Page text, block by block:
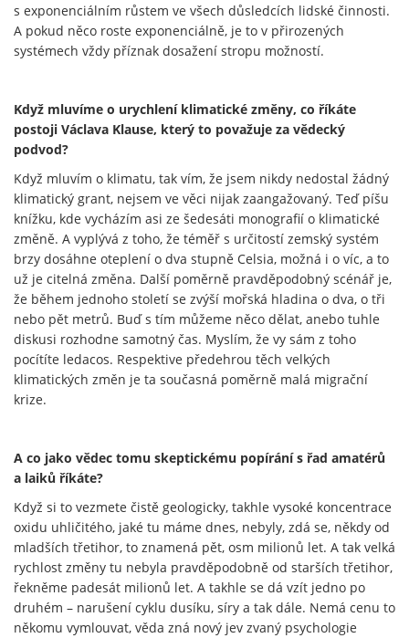
s exponenciálním růstem ve všech důsledcích lidské činnosti.
A pokud něco roste exponenciálně, je to v přirozených
systémech vždy příznak dosažení stropu možností.
Když mluvíme o urychlení klimatické změny, co říkáte
postoji Václava Klause, který to považuje za vědecký
podvod?
Když mluvím o klimatu, tak vím, že jsem nikdy nedostal žádný
klimatický grant, nejsem ve věci nijak zaangažovaný. Teď píšu
knížku, kde vycházím asi ze šedesáti monografií o klimatické
změně. A vyplývá z toho, že téměř s určitostí zemský systém
brzy dosáhne oteplení o dva stupně Celsia, možná i o víc, a to
už je citelná změna. Další poměrně pravděpodobný scénář je,
že během jednoho století se zvýší mořská hladina o dva, o tři
nebo pět metrů. Buď s tím můžeme něco dělat, anebo tuhle
diskusi rozhodne samotný čas. Myslím, že vy sám z toho
pocítíte ledacos. Respektive předehrou těch velkých
klimatických změn je ta současná poměrně malá migrační
krize.
A co jako vědec tomu skeptickému popírání s řad amatérů
a laiků říkáte?
Když si to vezmete čistě geologicky, takhle vysoké koncentrace
oxidu uhličitého, jaké tu máme dnes, nebyly, zdá se, někdy od
mladších třetihor, to znamená pět, osm milionů let. A tak velká
rychlost změny tu nebyla pravděpodobně od starších třetihor,
řekněme padesát milionů let. A takhle se dá vzít jedno po
druhém – narušení cyklu dusíku, síry a tak dále. Nemá cenu to
někomu vymlouvat, věda zná nový jev zvaný psychologie